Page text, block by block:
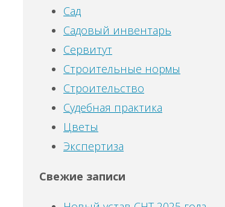
Сад
Садовый инвентарь
Сервитут
Строительные нормы
Строительство
Судебная практика
Цветы
Экспертиза
Свежие записи